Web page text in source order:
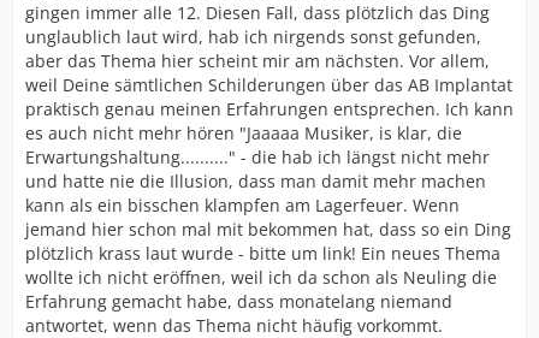
gingen immer alle 12. Diesen Fall, dass plötzlich das Ding
unglaublich laut wird, hab ich nirgends sonst gefunden,
aber das Thema hier scheint mir am nächsten. Vor allem,
weil Deine sämtlichen Schilderungen über das AB Implantat
praktisch genau meinen Erfahrungen entsprechen. Ich kann
es auch nicht mehr hören "Jaaaaa Musiker, is klar, die
Erwartungshaltung.........." - die hab ich längst nicht mehr
und hatte nie die Illusion, dass man damit mehr machen
kann als ein bisschen klampfen am Lagerfeuer. Wenn
jemand hier schon mal mit bekommen hat, dass so ein Ding
plötzlich krass laut wurde - bitte um link! Ein neues Thema
wollte ich nicht eröffnen, weil ich da schon als Neuling die
Erfahrung gemacht habe, dass monatelang niemand
antwortet, wenn das Thema nicht häufig vorkommt.